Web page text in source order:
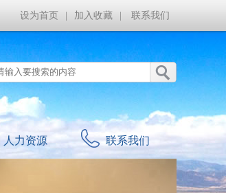
设为首页 加入收藏 联系我们
人力资源 联系我们